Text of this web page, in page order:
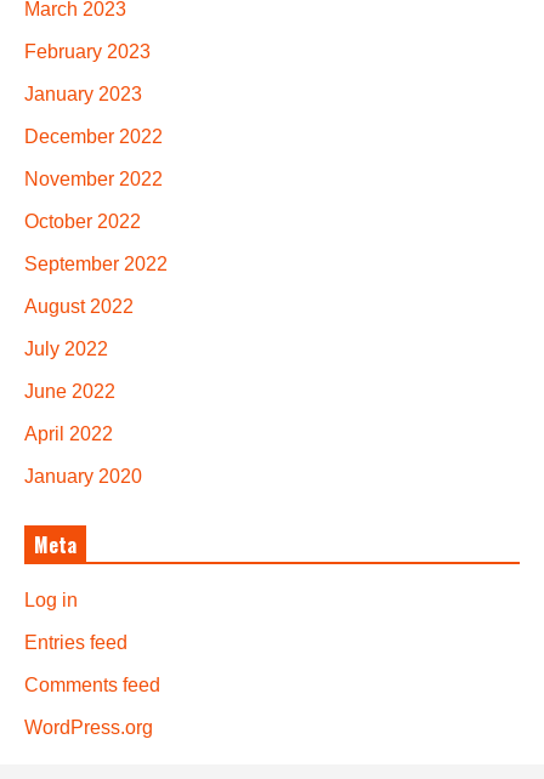
March 2023
February 2023
January 2023
December 2022
November 2022
October 2022
September 2022
August 2022
July 2022
June 2022
April 2022
January 2020
Meta
Log in
Entries feed
Comments feed
WordPress.org